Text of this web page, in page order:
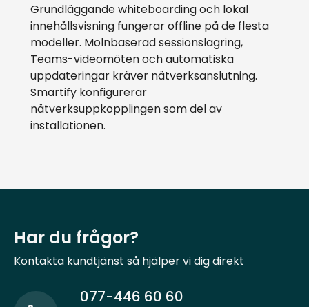
Grundläggande whiteboarding och lokal
innehållsvisning fungerar offline på de flesta
modeller. Molnbaserad sessionslagring,
Teams-videomöten och automatiska
uppdateringar kräver nätverksanslutning.
Smartify konfigurerar
nätverksuppkopplingen som del av
installationen.
Har du frågor?
Kontakta kundtjänst så hjälper vi dig direkt
077-446 60 60